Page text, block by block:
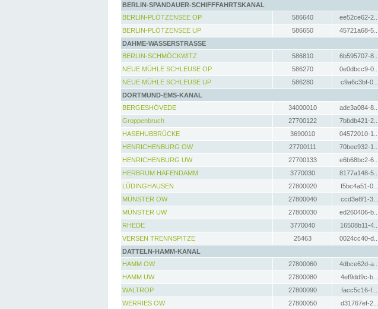
BERLIN-SPANDAUER-SCHIFFFAHRTSKANAL
BERLIN-PLÖTZENSEE OP
586640 ee52ce62-2...
BERLIN-PLÖTZENSEE UP
586650 45721a68-5...
DAHME-WASSERSTRASSE
BERLIN-SCHMÖCKWITZ
586810 6b595707-8...
NEUE MÜHLE SCHLEUSE OP
586270 0e0dbcc9-0...
NEUE MÜHLE SCHLEUSE UP
586280 c9a6c3bf-0...
DORTMUND-EMS-KANAL
BERGESHÖVEDE
34000010 ade3a084-8...
Groppenbruch
27700122 7bbdb421-2...
HASEHUBBRÜCKE
3690010 04572010-1...
HENRICHENBURG OW
27700111 70bee932-1...
HENRICHENBURG UW
27700133 e6b68bc2-6...
HERBRUM HAFENDAMM
3770030 8177a148-5...
LÜDINGHAUSEN
27800020 f5bc4a51-0...
MÜNSTER OW
27800040 ccd3e8f1-3...
MÜNSTER UW
27800030 ed260406-b...
RHEDE
3770040 16508b11-4...
VERSEN TRENNSPITZE
25463 0024cc40-d...
DATTELN-HAMM-KANAL
HAMM OW
27800060 4dbce62d-a...
HAMM UW
27800080 4ef9dd9c-b...
WALTROP
27800090 facc5c16-f...
WERRIES OW
27800050 d31767ef-2...